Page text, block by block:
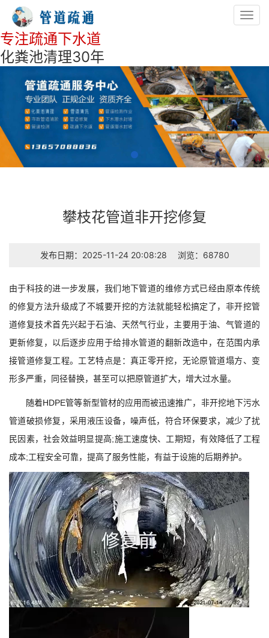
专注疏通下水道
化粪池清理30年
攀枝花管道非开挖修复
发布日期：2025-11-24 20:08:28 浏览：68780
由于科技的进一步发展，我们地下管道的维修方式已经由原本传统
的修复方法升级成了不城要开挖的方法就能轻松搞定了，非开挖管
道修复技术首先兴起于石油、天然气行业，主要用于油、气管道的
更新修复，以后逐步应用于给排水管道的翻新改造中，在范围内承
接管道修复工程。工艺特点是：真正零开挖，无论原管道塌方、变
形多严重，同径替换，甚至可以把原管道扩大，增大过水量。
随着HDPE管等新型管材的应用而被迅速推广，非开挖地下污水
管道破损修复，采用液压设备，噪声低，符合环保要求，减少了扰
民因素，社会效益明显提高;施工速度快、工期短，有效降低了工程
成本;工程安全可靠，提高了服务性能，有益于设施的后期养护。